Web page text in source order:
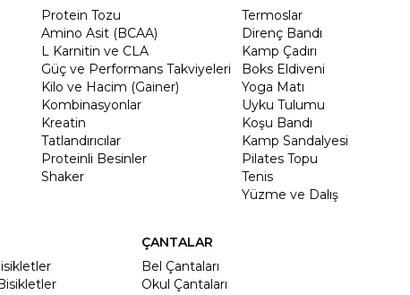
Protein Tozu
Amino Asit (BCAA)
L Karnitin ve CLA
Güç ve Performans Takviyeleri
Kilo ve Hacim (Gainer)
Kombinasyonlar
Kreatin
Tatlandırıcılar
Proteinli Besinler
Shaker
Termoslar
Direnç Bandı
Kamp Çadırı
Boks Eldiveni
Yoga Matı
Uyku Tulumu
Koşu Bandı
Kamp Sandalyesi
Pilates Topu
Tenis
Yüzme ve Dalış
ÇANTALAR
Bel Çantaları
Okul Çantaları